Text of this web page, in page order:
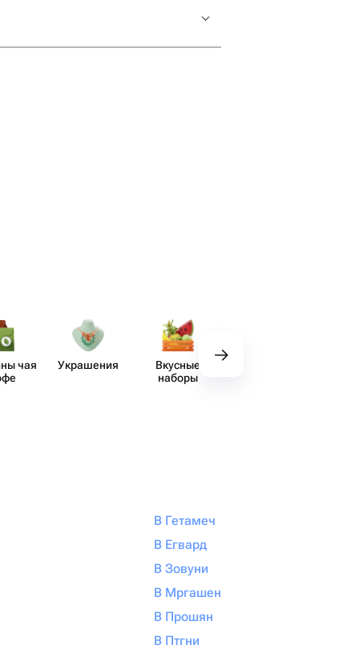
чая
Украшения
Вкусные
наборы
В Гетамеч
В Егвард
В Зовуни
В Мргашен
В Прошян
В Птгни